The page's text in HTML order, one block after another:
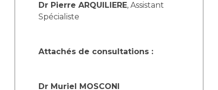
Charte Romain Jacob
Mouvement Parcours Handicap 13
Activité physique
Adresser un patient
Médicale
Dr Pierre ARQUILIERE, Assistant
Spécialiste
Attachés de consultations :
Dr Muriel MOSCONI